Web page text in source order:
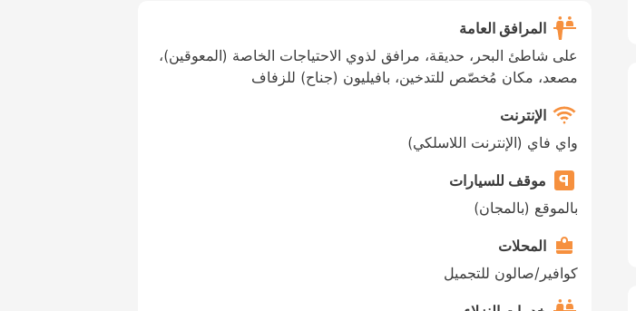
المرافق العامة
على شاطئ البحر، حديقة، مرافق لذوي الاحتياجات الخاصة (المعوقين)،
مصعد، مكان مُخصّص للتدخين، بافيليون (جناح) للزفاف
الإنترنت
واي فاي (الإنترنت اللاسلكي)
موقف للسيارات
بالموقع (بالمجان)
المحلات
كوافير/صالون للتجميل